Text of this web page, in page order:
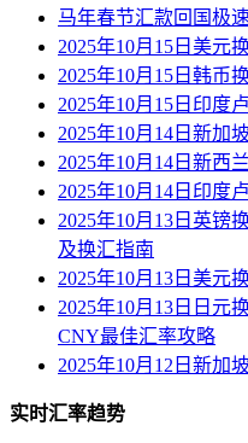
马年春节汇款回国极
2025年10月15日美元
2025年10月15日韩币
2025年10月15日印度
2025年10月14日新加
2025年10月14日新西
2025年10月14日印度
2025年10月13日英镑
及换汇指南
2025年10月13日美元
2025年10月13日日元
CNY最佳汇率攻略
2025年10月12日新加
实时汇率趋势